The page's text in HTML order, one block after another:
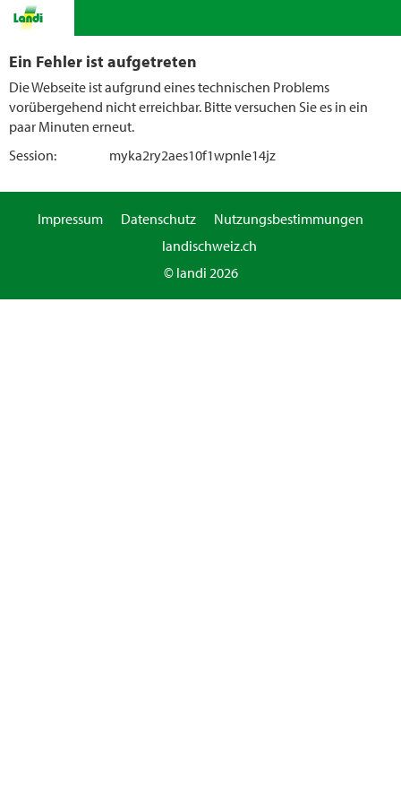
Ein Fehler ist aufgetreten
Die Webseite ist aufgrund eines technischen Problems
vorübergehend nicht erreichbar. Bitte versuchen Sie es in ein
paar Minuten erneut.
Session:
myka2ry2aes10f1wpnle14jz
Impressum Datenschutz
Nutzungsbestimmungen
landischweiz.ch
© landi 2026